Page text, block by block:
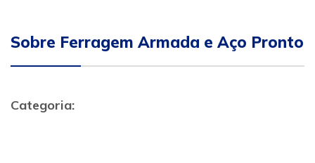
Sobre Ferragem Armada e Aço Pronto
Categoria: